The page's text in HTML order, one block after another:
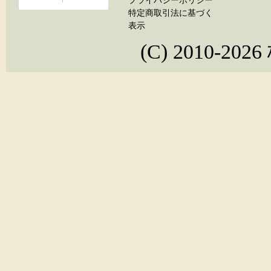
特定商取引法に基づく
表示
(C) 2010-